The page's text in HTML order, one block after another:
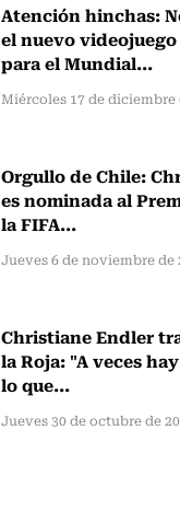
Atención hinchas:
el nuevo videojuego
para el Mundial...
Miércoles 17 de diciembre
Orgullo de Chile:
es nominada al
la FIFA...
Jueves 6 de noviembre de
Christiane Endler
la Roja: "A veces
lo que...
Jueves 30 de octubre de